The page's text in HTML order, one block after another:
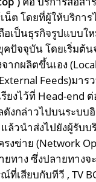
น็ต โดยที่ผู้ให้บริกา
เป็นธุรกิจรูปแบบให
ปัจจุบัน โดยเริ่มต้น
ากผลิตขึ้นเอง
Feeds)มาร
งไว้ที่ Head-end
งกล่าวไปบนระบบ
ล้วนำส่งไปยังผู้รับบ
งข่าย (Network
ทาง ซึ่งปลายทางจ
ที่เสียบกับทีวี , TV